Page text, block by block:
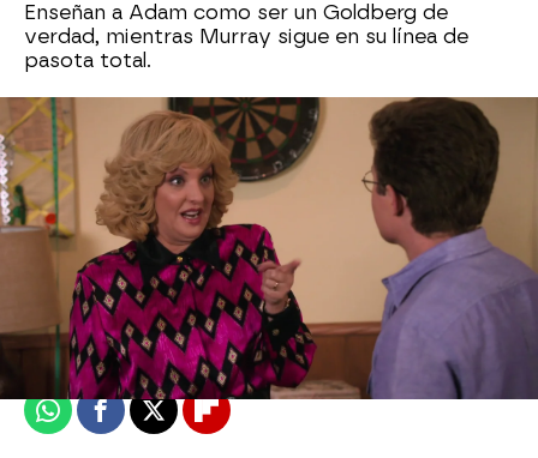
Enseñan a Adam como ser un Goldberg de
verdad, mientras Murray sigue en su línea de
pasota total.
neox
Madrid
Publicado:07 de septiembre de 2022, 18:44
WhatsappFacebook
X Flipboard